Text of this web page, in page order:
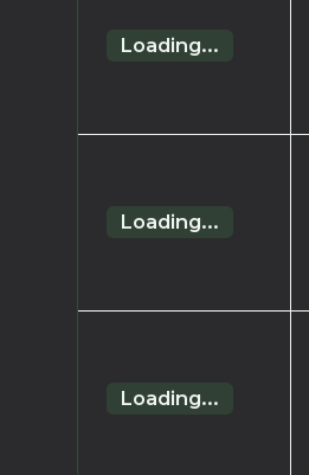
Loading...
Loading...
Loading...